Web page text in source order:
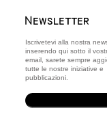
Iscrivetevi alla nostra
inserendo qui sotto il
email, sarete sempre
tutte le nostre iniziative e
pubblicazioni.